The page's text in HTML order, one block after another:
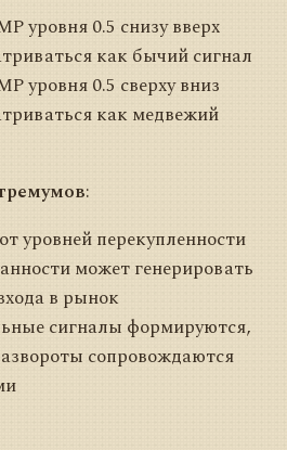
уровня 0.5 снизу вверх
как бычий сигнал
уровня 0.5 сверху вниз
как медвежий
:
уровней перекупленности
может генерировать
в рынок
сигналы формируются,
сопровождаются